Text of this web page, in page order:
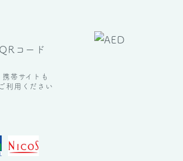
携帯サイトも
ご利用ください